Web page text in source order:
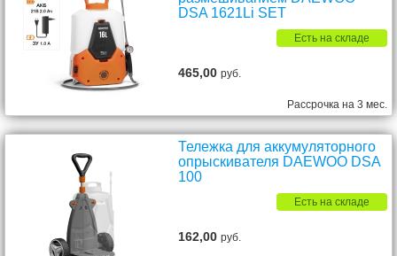
DSA 1621Li SET
Есть на складе
465,00руб.
Рассрочка на 3 мес.
Тележка для аккумуляторного
опрыскивателя DAEWOO DSA
100
Есть на складе
162,00руб.